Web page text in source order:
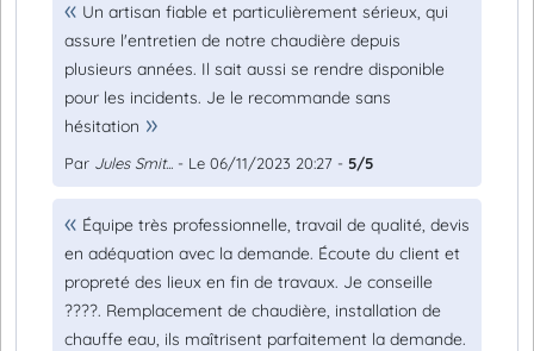
Un artisan fiable et particulièrement sérieux, qui
assure l'entretien de notre chaudière depuis
plusieurs années. Il sait aussi se rendre disponible
pour les incidents. Je le recommande sans
hésitation
Par Jules Smit... - Le 06/11/2023 20:27 - 5/5
Équipe très professionnelle, travail de qualité, devis
en adéquation avec la demande. Écoute du client et
propreté des lieux en fin de travaux. Je conseille
????. Remplacement de chaudière, installation de
chauffe eau, ils maîtrisent parfaitement la demande.